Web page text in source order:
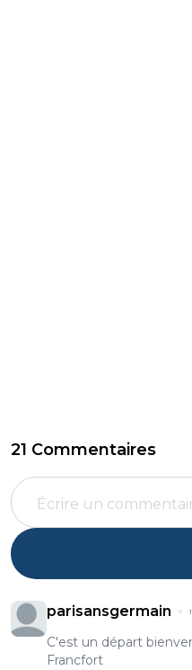
21 Commentaires
parisansgermain
C'est un départ
Francfort